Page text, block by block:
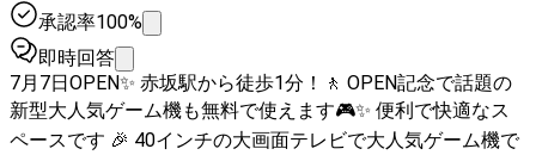
承認率100%
即時回答
7月7日OPEN✨ 赤坂駅から徒歩1分！🚶 OPEN記念で話題の
新型大人気ゲーム機も無料で使えます🎮✨ 便利で快適なス
ペースです 🎉 40インチの大画面テレビで大人気ゲーム機で